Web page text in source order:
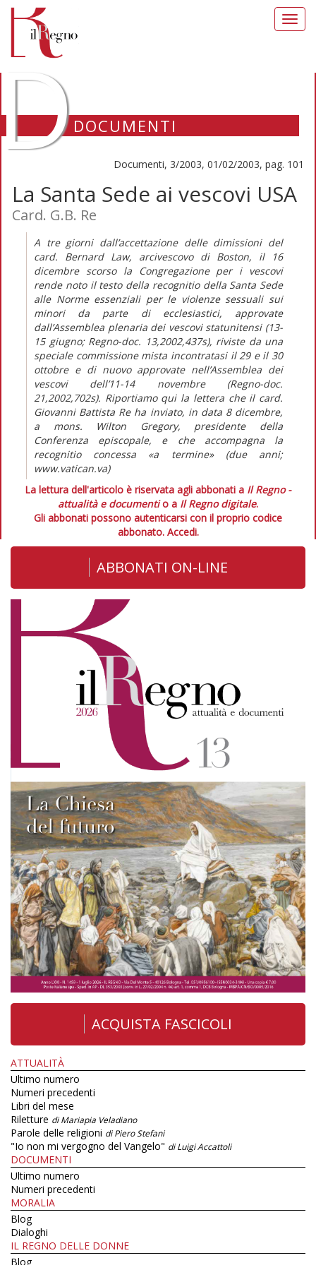
DOCUMENTI
Documenti, 3/2003, 01/02/2003, pag. 101
La Santa Sede ai vescovi USA
Card. G.B. Re
A tre giorni dall’accettazione delle dimissioni del
card. Bernard Law, arcivescovo di Boston, il 16
dicembre scorso la Congregazione per i vescovi
rende noto il testo della recognitio della Santa Sede
alle Norme essenziali per le violenze sessuali sui
minori da parte di ecclesiastici, approvate
dall’Assemblea plenaria dei vescovi statunitensi (13-
15 giugno; Regno-doc. 13,2002,437s), riviste da una
speciale commissione mista incontratasi il 29 e il 30
ottobre e di nuovo approvate nell’Assemblea dei
vescovi dell’11-14 novembre (Regno-doc.
21,2002,702s). Riportiamo qui la lettera che il card.
Giovanni Battista Re ha inviato, in data 8 dicembre,
a mons. Wilton Gregory, presidente della
Conferenza episcopale, e che accompagna la
recognitio concessa «a termine» (due anni;
www.vatican.va)
La lettura dell'articolo è riservata agli abbonati a Il Regno -
attualità e documentio a Il Regno digitale.
Gli abbonati possono autenticarsi con il proprio codice
abbonato. Accedi.
ABBONATI ON-LINE
ACQUISTA FASCICOLI
ATTUALITÀ
Ultimo numero
Numeri precedenti
Libri del mese
Riletture di Mariapia Veladiano
Parole delle religioni di Piero Stefani
"Io non mi vergogno del Vangelo" di Luigi Accattoli
DOCUMENTI
Ultimo numero
Numeri precedenti
MORALIA
Blog
Dialoghi
IL REGNO DELLE DONNE
Blog